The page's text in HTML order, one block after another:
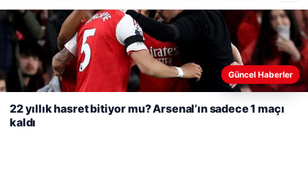
Web sitemizi nasıl kullandığınızı daha iyi anlayabilmek,
deneyiminizi kişiselleştirmek ve geliştirmek amacıyla çerezler
kullanıyoruz.
Çerez Politikamız
Reddet
Güncel Haberler
22 yıllık hasret bitiyor mu? Arsenal’ın sadece 1 maçı
kaldı